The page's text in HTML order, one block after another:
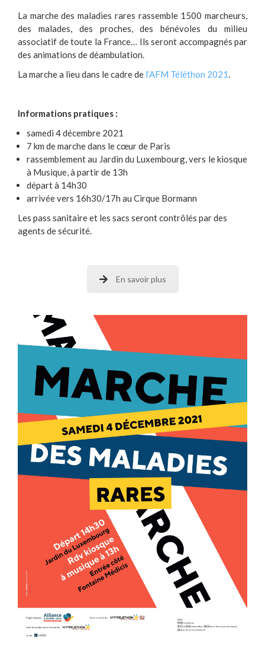
La marche des maladies rares rassemble 1500 marcheurs,
des malades, des proches, des bénévoles du milieu
associatif de toute la France… Ils seront accompagnés par
des animations de déambulation.
La marche a lieu dans le cadre de l’AFM Téléthon 2021.
Informations pratiques :
samedi 4 décembre 2021
7 km de marche dans le cœur de Paris
rassemblement au Jardin du Luxembourg, vers le kiosque
à Musique, à partir de 13h
départ à 14h30
arrivée vers 16h30/17h au Cirque Bormann
Les pass sanitaire et les sacs seront contrôlés par des
agents de sécurité.
En savoir plus